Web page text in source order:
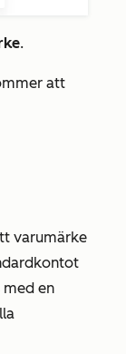
.
att
varumärke
med en